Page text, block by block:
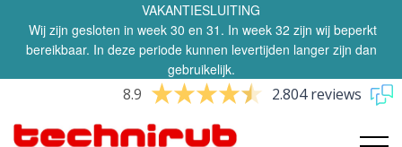
VAKANTIESLUITING
Wij zijn gesloten in week 30 en 31. In week 32 zijn wij beperkt
bereikbaar. In deze periode kunnen levertijden langer zijn dan
gebruikelijk.
8.9 2.804 reviews